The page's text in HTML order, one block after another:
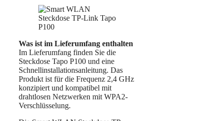
Was ist im Lieferumfang enthalten
Im Lieferumfang finden Sie die
Steckdose Tapo P100 und eine
Schnellinstallationsanleitung. Das
Produkt ist für die Frequenz 2,4 GHz
konzipiert und kompatibel mit
drahtlosen Netzwerken mit WPA2-
Verschlüsselung.